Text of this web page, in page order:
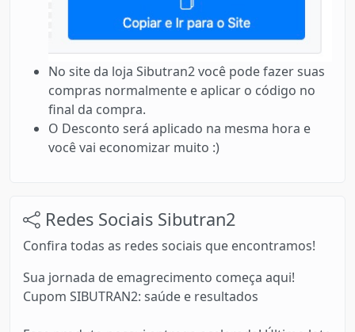
No site da loja Sibutran2 você pode fazer suas
compras normalmente e aplicar o código no
final da compra.
O Desconto será aplicado na mesma hora e
você vai economizar muito :)
Redes Sociais Sibutran2
Confira todas as redes sociais que encontramos!
Sua jornada de emagrecimento começa aqui!
Cupom SIBUTRAN2: saúde e resultados